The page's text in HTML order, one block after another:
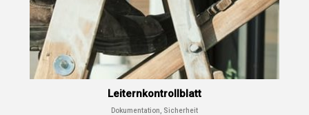
Leiternkontrollblatt
Dokumentation, Sicherheit